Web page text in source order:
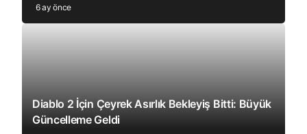
6 ay önce
Diablo 2 İçin Çeyrek Asırlık Bekleyiş Bitti: Büyük
Güncelleme Geldi